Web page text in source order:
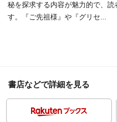
秘を探求する内容が魅力的で、
す。『ご先祖様』や『グリセ...
書店などで詳細を見る